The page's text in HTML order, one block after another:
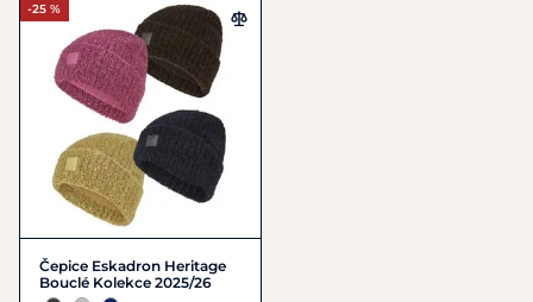
-25 %
Čepice Eskadron Heritage
Bouclé Kolekce 2025/26